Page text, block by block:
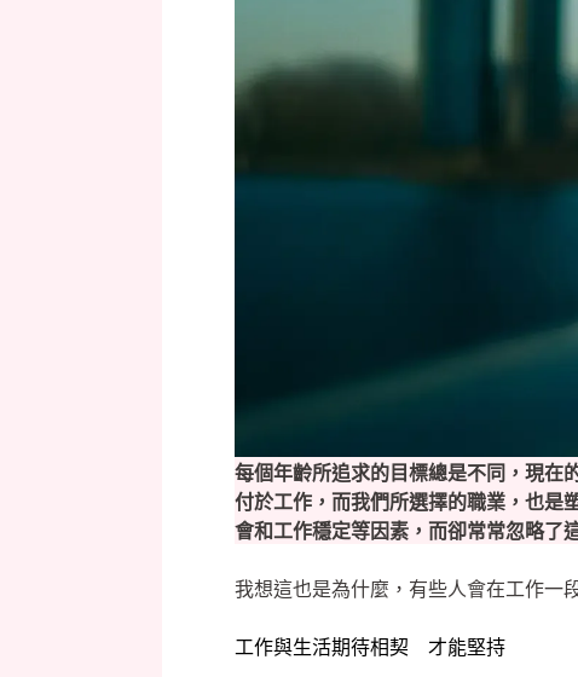
每個年齡所追求的目標總是不同，現在
付於工作，而我們所選擇的職業，也是
會和工作穩定等因素，而卻常常忽略了
我想這也是為什麼，有些人會在工作一
工作與生活期待相契 才能堅持